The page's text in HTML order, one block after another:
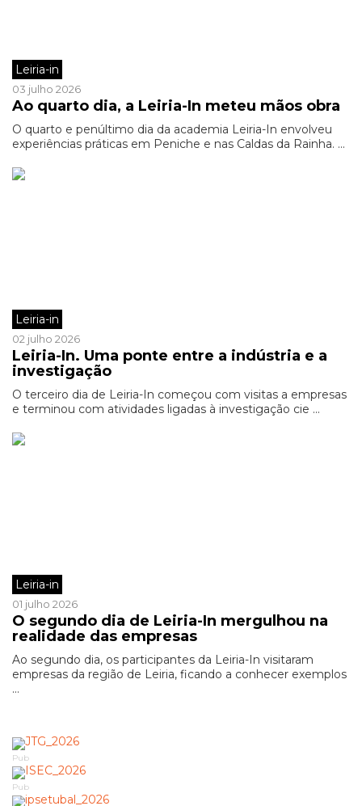
Leiria-in
03 julho 2026
Ao quarto dia, a Leiria-In meteu mãos obra
O quarto e penúltimo dia da academia Leiria-In envolveu
experiências práticas em Peniche e nas Caldas da Rainha. ...
Leiria-in
02 julho 2026
Leiria-In. Uma ponte entre a indústria e a
investigação
O terceiro dia de Leiria-In começou com visitas a empresas
e terminou com atividades ligadas à investigação cie ...
Leiria-in
01 julho 2026
O segundo dia de Leiria-In mergulhou na
realidade das empresas
Ao segundo dia, os participantes da Leiria-In visitaram
empresas da região de Leiria, ficando a conhecer exemplos
...
Pub
Pub